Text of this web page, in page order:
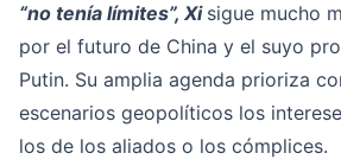
“no tenía límites”, Xi sigue mucho
por el futuro de China y el suyo
Putin. Su amplia agenda prioriza
escenarios geopolíticos los
los de los aliados o los cómplices.